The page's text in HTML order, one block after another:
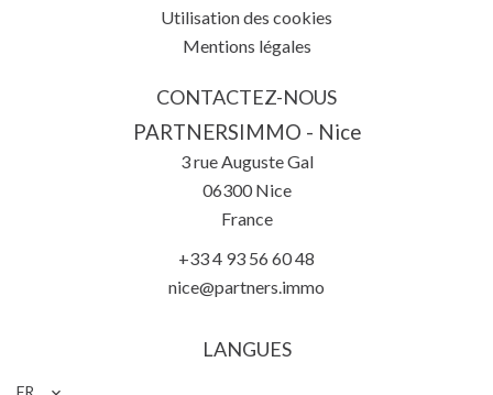
Utilisation des cookies
Mentions légales
CONTACTEZ-NOUS
PARTNERSIMMO - Nice
3 rue Auguste Gal
06300Nice
France
+33 4 93 56 60 48
nice@partners.immo
LANGUES
FR